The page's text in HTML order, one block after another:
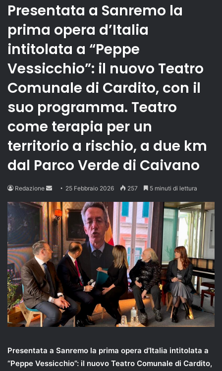
Presentata a Sanremo la
prima opera d’Italia
intitolata a “Peppe
Vessicchio”: il nuovo Teatro
Comunale di Cardito, con il
suo programma. Teatro
come terapia per un
territorio a rischio, a due km
dal Parco Verde di Caivano
Redazione
Send
email
25 Febbraio 2026 257 5 minuti di lettura
Presentata a Sanremo la prima opera d’Italia intitolata a
“Peppe Vessicchio”: il nuovo Teatro Comunale di Cardito,